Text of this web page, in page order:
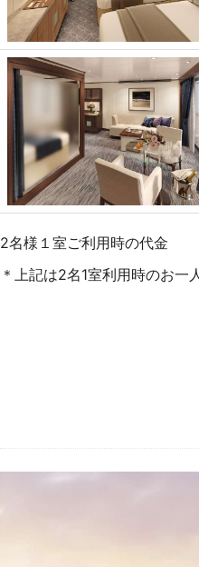
2名様１室ご利用時の代金
＊上記は2名1室利用時のお一